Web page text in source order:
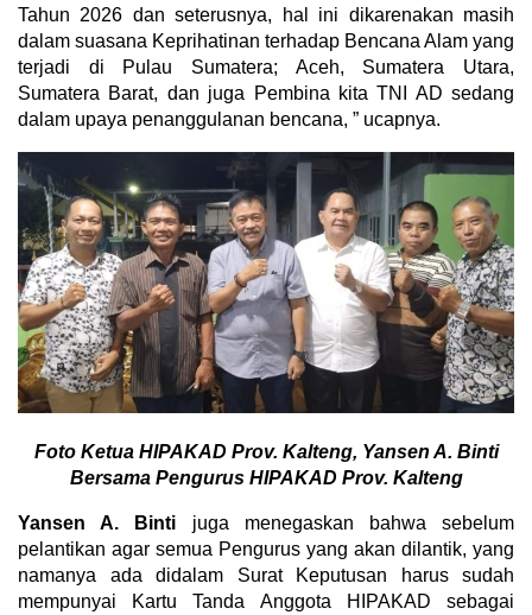
Tahun 2026 dan seterusnya, hal ini dikarenakan masih
dalam suasana Keprihatinan terhadap Bencana Alam yang
terjadi di Pulau Sumatera; Aceh, Sumatera Utara,
Sumatera Barat, dan juga Pembina kita TNI AD sedang
dalam upaya penanggulanan bencana, ” ucapnya.
Foto Ketua HIPAKAD Prov. Kalteng, Yansen A. Binti
Bersama Pengurus HIPAKAD Prov. Kalteng
Yansen A. Binti juga menegaskan bahwa sebelum
pelantikan agar semua Pengurus yang akan dilantik, yang
namanya ada didalam Surat Keputusan harus sudah
mempunyai Kartu Tanda Anggota HIPAKAD sebagai